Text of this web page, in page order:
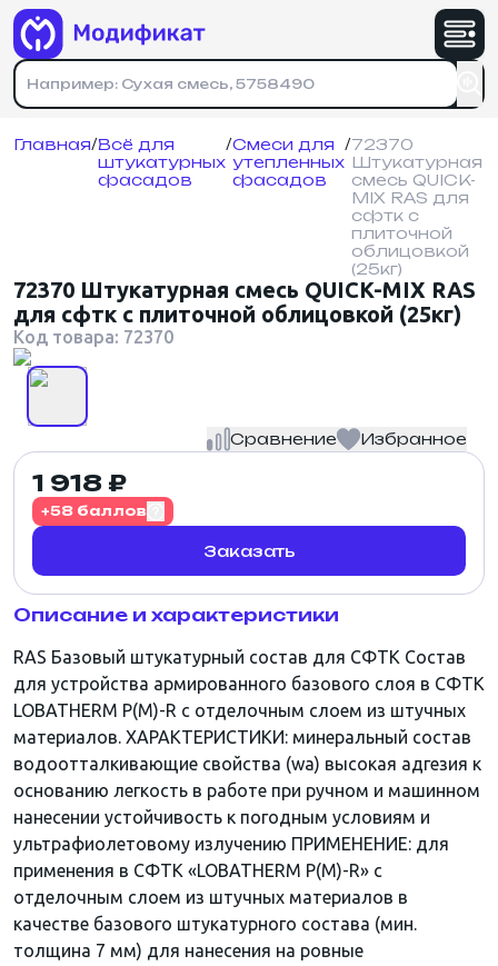
Номер телефона
Зарегистрироваться
Физическое лицо Юридическое лицо
Номер телефона*
На указанный номер придет код подтверждения
Отправляя форму, вы соглашаетесь с
политикой конфиденциальности.
Имя *
Номер телефона*
*
Кол-во товара*
Главная/Всё для
штукатурных
фасадов
/Смеси для
утепленных
фасадов
/72370
Штукатурная
смесь QUICK-
MIX RAS для
сфтк с
плиточной
облицовкой
(25кг)
72370 Штукатурная смесь QUICK-MIX RAS
для сфтк с плиточной облицовкой (25кг)
Код товара: 72370
Сравнение Избранное
1 918 ₽
+58 баллов
Заказать
Описание и характеристики
RAS Базовый штукатурный состав для СФТК Состав
для устройства армированного базового слоя в СФТК
LOBATHERM P(M)-R с отделочным слоем из штучных
материалов. ХАРАКТЕРИСТИКИ: минеральный состав
водоотталкивающие свойства (wa) высокая адгезия к
основанию легкость в работе при ручном и машинном
нанесении устойчивость к погодным условиям и
ультрафиолетовому излучению ПРИМЕНЕНИЕ: для
применения в СФТК «LOBATHERM P(M)-R» с
отделочным слоем из штучных материалов в
качестве базового штукатурного состава (мин.
толщина 7 мм) для нанесения на ровные